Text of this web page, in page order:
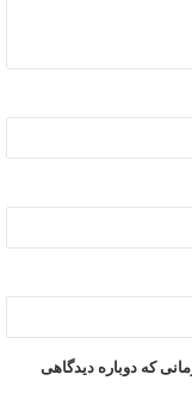
که دوباره دیدگاهی